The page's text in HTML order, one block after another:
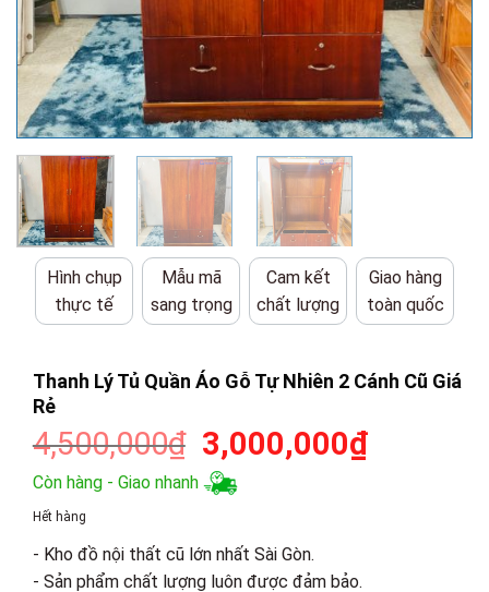
Hình chụp
thực tế
Mẫu mã
sang trọng
Cam kết
chất lượng
Giao hàng
toàn quốc
Thanh Lý Tủ Quần Áo Gỗ Tự Nhiên 2 Cánh Cũ Giá
Rẻ
4,500,000₫ Giá
gốc
là:
3,000,000₫Giá
Còn hàng - Giao nhanh
Hết hàng
- Kho đồ nội thất cũ lớn nhất Sài Gòn.
- Sản phẩm chất lượng luôn được đảm bảo.